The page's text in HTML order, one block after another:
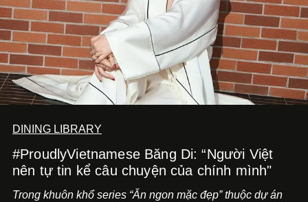
DINING LIBRARY
#ProudlyVietnamese Băng Di: “Người Việt
nên tự tin kể câu chuyện của chính mình"
Trong khuôn khổ series “Ăn ngon mặc đẹp” thuộc dự án